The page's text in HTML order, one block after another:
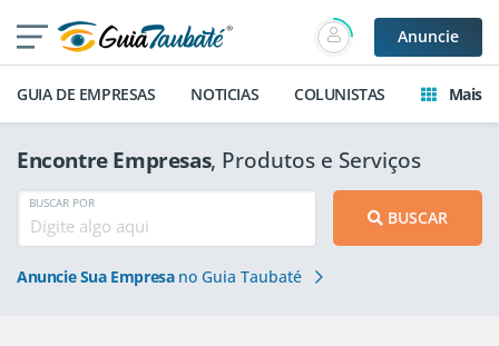
Anuncie
GUIA DE EMPRESAS NOTICIAS COLUNISTAS Mais
Encontre Empresas, Produtos e Serviços
BUSCAR POR
BUSCAR
Anuncie Sua Empresano Guia Taubaté